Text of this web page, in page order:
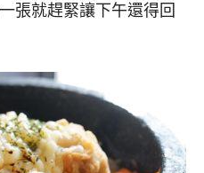
張就趕緊讓下午還得回